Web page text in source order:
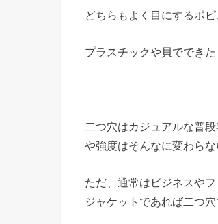
どちらもよく目にするポピ
プラスチックや貝ででき
二つ穴はカジュアルな普
や強度はそんなに変わら
ただ、通常はビジネスや
ジャケットであれば二つ